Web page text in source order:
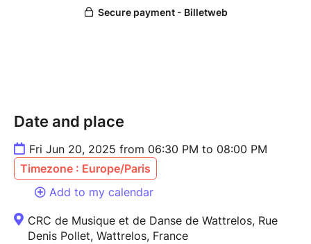
Date and place
Fri Jun 20, 2025 from 06:30 PM to 08:00 PM
Timezone : Europe/Paris
Add to my calendar
CRC de Musique et de Danse de Wattrelos, Rue
Denis Pollet, Wattrelos, France